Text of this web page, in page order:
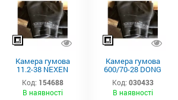
Камера гумова
11.2-38 NEXEN
TR218A (11.2/10-
38, 12.4/11-38,
320/70-38, 360/70-
Код: 154688
В наявності
Камера гумова
600/70-28 DONG
AH TR218A
Код: 030433
В наявності